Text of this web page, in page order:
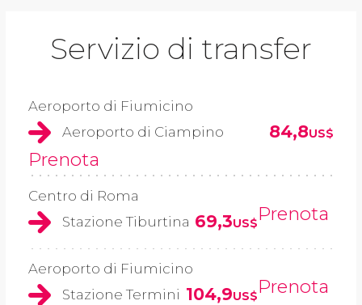
Servizio di transfer
Aeroporto di Fiumicino
Aeroporto di Ciampino
84,8US$
Prenota
Centro di Roma
Stazione Tiburtina 69,3US$Prenota
Aeroporto di Fiumicino
Stazione Termini 104,9US$Prenota